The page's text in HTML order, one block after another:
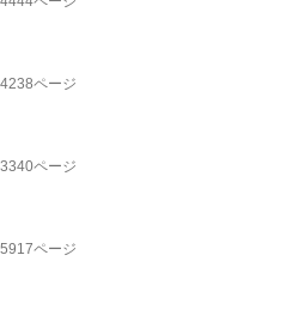
38ページ
40ページ
17ページ